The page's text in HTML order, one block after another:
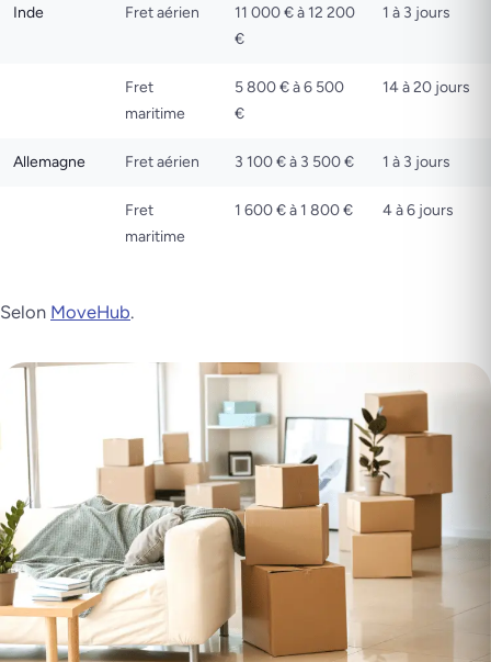
Inde Fret aérien
11 000 € à 12 200
€
1 à 3 jours
Fret
maritime
5 800 € à 6 500
€
14 à 20 jours
Allemagne Fret aérien 3 100 € à 3 500 € 1 à 3 jours
Fret
maritime
1 600 € à 1 800 € 4 à 6 jours
Selon MoveHub.